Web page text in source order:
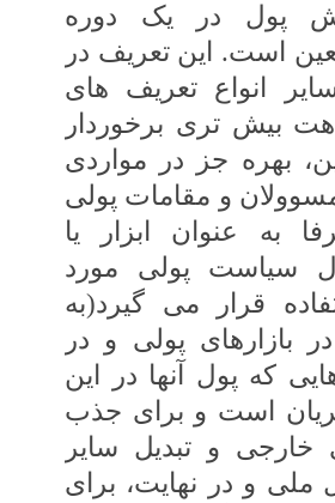
پول در یک دوره
است. این تعریف در
انواع‏ تعریف‏ های
بیش تری برخوردار
بهره جز در مواردی
و مقامات پولی
به عنوان‏ ابزار یا
سیاست پولی مورد
قرار می گیرد(به‏
بازارهای‏ پولی و در
که پول آنها در این‏
جریان است و برای جذب
خارجی و تبدیل سایر
ملی و در نهایت، برای